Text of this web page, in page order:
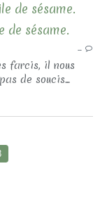
de sésame.
…
farcis, il nous
de soucis...